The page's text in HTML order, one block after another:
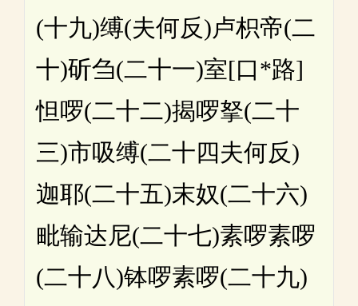
(十九)缚(夫何反)卢枳帝(二
十)斫刍(二十一)室[口*路]
怛啰(二十二)揭啰拏(二十
三)市吸缚(二十四夫何反)
迦耶(二十五)末奴(二十六)
毗输达尼(二十七)素啰素啰
(二十八)钵啰素啰(二十九)